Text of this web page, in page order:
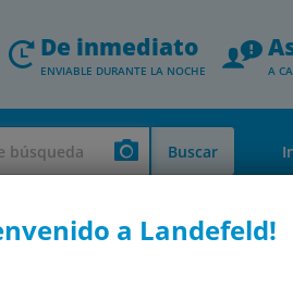
a Landefeld!
De inmediato
ENVIABLE DURANTE LA NOCHE A
Buscar
y boquillas de manguera)
pasamuros de plástico, PVDF